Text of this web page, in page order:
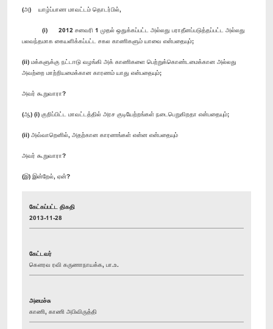
(அ) யாழ்ப்பாண மாவட்டம் தொடர்பில்,
(i) 2012 சனவரி 1 முதல் ஒதுக்கப்பட்ட அல்லது பராதீனப்படுத்தப்பட்ட அல்லது
பலவந்தமாக கையளிக்கப்பட்ட சகல காணிகளும் யாவை என்பதையும்;
(ii) மக்களுக்கு நட்டஈடு வழங்கி அக் காணிகளை பெற்றுக்கொண்டமைக்கான அல்லது
அவற்றை மாற்றியமைக்கான காரணம் யாது என்பதையும்;
அவர் கூறுவாரா?
(ஆ) (i) குறிப்பிட்ட மாவட்டத்தில் அரச குடியேற்றங்கள் நடைபெறுகிறதா என்பதையும்;
(ii) அவ்வாறெனில், அதற்கான காரணங்கள் என்ன என்பதையும்
அவர் கூறுவாரா?
(இ) இன்றேல், ஏன்?
கேட்கப்பட்ட திகதி
2013-11-28
கேட்டவர்
கௌரவ ரவி கருணாநாயக்க, பா.உ.
அமைச்சு
காணி, காணி அபிவிருத்தி